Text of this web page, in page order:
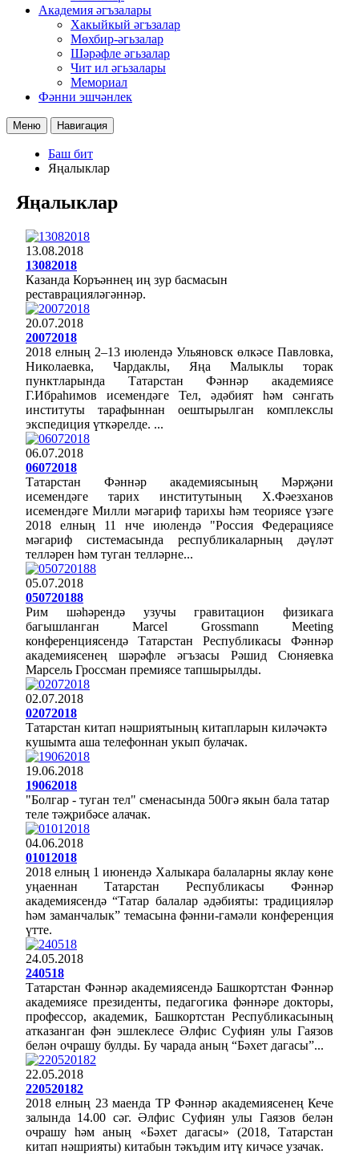
Академия әгъзалары
Хакыйкый әгъзалар
Мөхбир-әгьзалар
Шәрәфле әгьзалар
Чит ил әгьзалары
Мемориал
Фәнни эшчәнлек
Меню Навигация
Баш бит
Яңалыклар
Яңалыклар
13.08.2018
13082018
Казанда Коръәннең иң зур басмасын
реставрацияләгәннәр.
20.07.2018
20072018
2018 елның 2–13 июлендә Ульяновск өлкәсе Павловка,
Николаевка, Чардаклы, Яңа Малыклы торак
пунктларында Татарстан Фәннәр академиясе
Г.Ибраһимов исемендәге Тел, әдәбият һәм сәнгать
институты тарафыннан оештырылган комплекслы
экспедиция үткәрелде. ...
06.07.2018
06072018
Татарстан Фәннәр академиясының Мәрҗәни
исемендәге тарих институтының Х.Фәезханов
исемендәге Милли мәгариф тарихы һәм теориясе үзәге
2018 елның 11 нче июлендә "Россия Федерациясе
мәгариф системасында республикаларның дәүләт
телләрен һәм туган телләрне...
05.07.2018
050720188
Рим шәһәрендә узучы гравитацион физикага
багышланган Marcel Grossmann Meeting
конференциясендә Татарстан Республикасы Фәннәр
академиясенең шәрәфле әгъзасы Рәшид Сюняевка
Марсель Гроссман премиясе тапшырылды.
02.07.2018
02072018
Татарстан китап нәшриятының китапларын киләчәктә
кушымта аша телефоннан укып булачак.
19.06.2018
19062018
"Болгар - туган тел" сменасында 500гә якын бала татар
теле тәҗрибәсе алачак.
04.06.2018
01012018
2018 елның 1 июнендә Халыкара балаларны яклау көне
уңаеннан Татарстан Республикасы Фәннәр
академиясендә “Татар балалар әдәбияты: традицияләр
һәм заманчалык” темасына фәнни-гамәли конференция
үтте.
24.05.2018
240518
Татарстан Фәннәр академиясендә Башкортстан Фәннәр
академиясе президенты, педагогика фәннәре докторы,
профессор, академик, Башкортстан Республикасының
атказанган фән эшлеклесе Әлфис Суфиян улы Гаязов
белән очрашу булды. Бу чарада аның “Бәхет дагасы”...
22.05.2018
220520182
2018 елның 23 маенда ТР Фәннәр академиясенең Кече
залында 14.00 сәг. Әлфис Суфиян улы Гаязов белән
очрашу һәм аның «Бәхет дагасы» (2018, Татарстан
китап нәшрияты) китабын тәкъдим итү кичәсе узачак.